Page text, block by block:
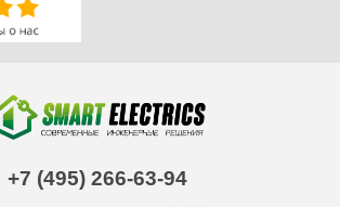
+7 (495) 266-63-94